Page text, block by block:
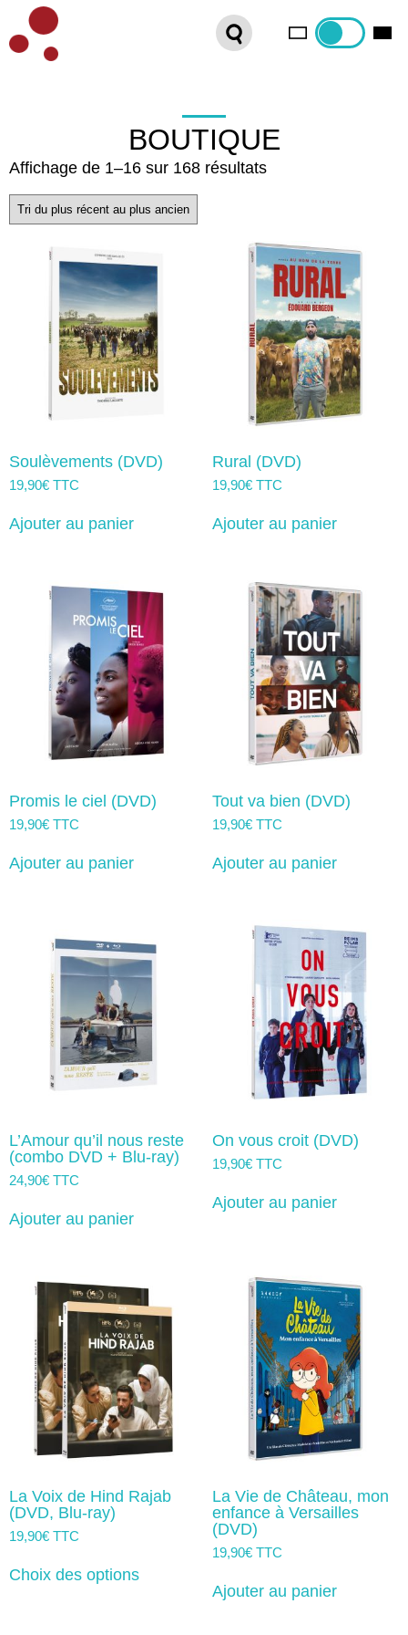
CONTACT
BOUTIQUE
Affichage de 1–16 sur 168 résultatsTrié
au
plus
ancien
Soulèvements (DVD)
19,90€ TTC
Ajouter au panier
Rural (DVD)
19,90€ TTC
Ajouter au panier
Promis le ciel (DVD)
19,90€ TTC
Ajouter au panier
Tout va bien (DVD)
19,90€ TTC
Ajouter au panier
L’Amour qu’il nous reste
(combo DVD + Blu-ray)
24,90€ TTC
Ajouter au panier
On vous croit (DVD)
19,90€ TTC
Ajouter au panier
La Voix de Hind Rajab
(DVD, Blu-ray)
19,90€ TTC
Choix des optionsproduit
La Vie de Château, mon
enfance à Versailles
(DVD)
19,90€ TTC
Ajouter au panier